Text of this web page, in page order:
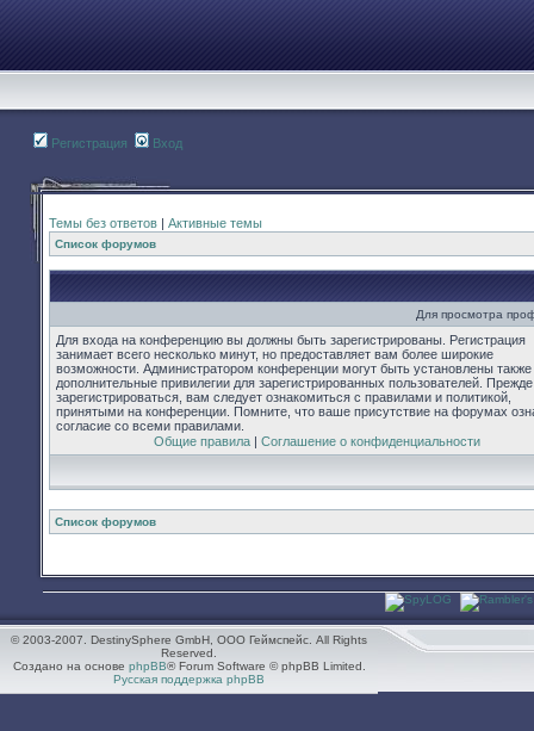
Регистрация Вход
Темы без ответов | Активные темы
Список форумов
Для просмотра
Для входа на конференцию вы должны быть зарегистрированы. Регистрация
занимает всего несколько минут, но предоставляет вам более широкие
возможности. Администратором конференции могут быть установлены также
дополнительные привилегии для зарегистрированных пользователей.
зарегистрироваться, вам следует ознакомиться с правилами и политикой,
принятыми на конференции. Помните, что ваше присутствие на форумах
согласие со всеми правилами.
Общие правила| Соглашение о конфиденциальности
Список форумов
© 2003-2007. DestinySphere GmbH, ООО Геймспейс. All Rights
Reserved.
Создано на основе phpBB® Forum Software © phpBB Limited.
Русская поддержка phpBB